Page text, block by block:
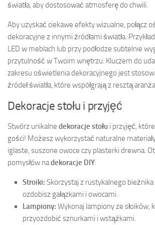
światła, aby dostosować atmosferę do chwili.
Aby uzyskać ciekawe efekty wizualne, połącz
dekoracyjne z innymi źródłami światła.
LED w meblach lub przy podłodze subtelnie
przytulność w Twoim wnętrzu. Kluczem do
zakresu oświetlenia dekoracyjnego jest
źródeł światła, które współgrają z resztą
Dekoracje stołu i przyjęć
Stwórz unikalne dekoracje stołu i przyjęć,
gości! Możesz wykorzystać naturalne
iglaste, suszone owoce czy plasterki drewna.
pomysłów nadekoracje DIY:
Stroiki: Skorzystaj z rustykalnego
ozdobisz gałązkami i owocami.
Lampiony: Wykonaj lampiony ze słoików,
przyozdobić sznurkami i wstążkami.